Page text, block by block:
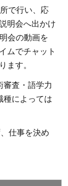
で行い、応
明会へ出かけ
会の動画を
ムでチャット
ます。
審査・語学力
種によっては
仕事を決め